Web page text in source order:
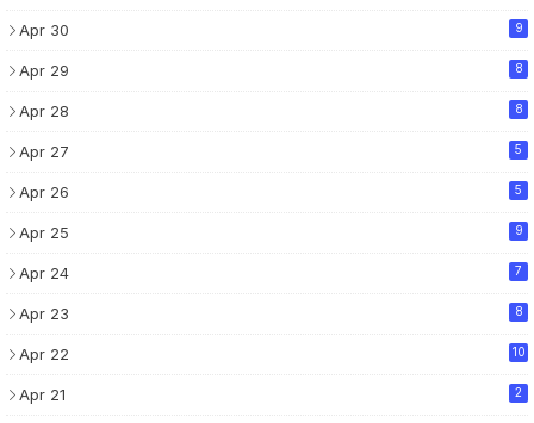
Apr 30 9
Apr 29 8
Apr 28 8
Apr 27 5
Apr 26 5
Apr 25 9
Apr 24 7
Apr 23 8
Apr 22 10
Apr 21 2